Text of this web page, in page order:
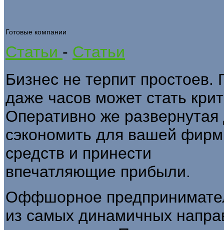
Готовые компании
Статьи - Статьи
Бизнес не терпит
даже часов может стать
Оперативно же
сэкономить для вашей
средств и принести
впечатляющие прибыли.
Оффшорное
из самых динамичных